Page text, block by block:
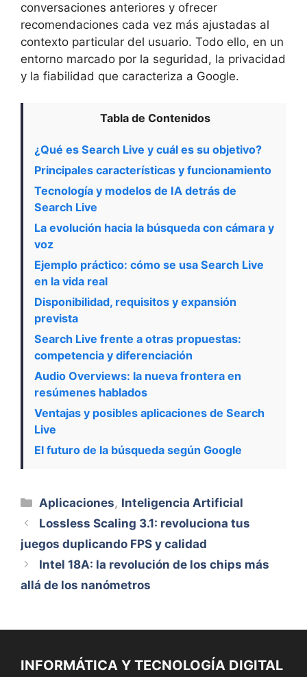
conversaciones anteriores y ofrecer
recomendaciones cada vez más ajustadas al
contexto particular del usuario. Todo ello, en un
entorno marcado por la seguridad, la privacidad
y la fiabilidad que caracteriza a Google.
Tabla de Contenidos
¿Qué es Search Live y cuál es su objetivo?
Principales características y funcionamiento
Tecnología y modelos de IA detrás de
Search Live
La evolución hacia la búsqueda con cámara y
voz
Ejemplo práctico: cómo se usa Search Live
en la vida real
Disponibilidad, requisitos y expansión
prevista
Search Live frente a otras propuestas:
competencia y diferenciación
Audio Overviews: la nueva frontera en
resúmenes hablados
Ventajas y posibles aplicaciones de Search
Live
El futuro de la búsqueda según Google
Categorías
Aplicaciones, Inteligencia Artificial
Lossless Scaling 3.1: revoluciona tus
juegos duplicando FPS y calidad
Intel 18A: la revolución de los chips más
allá de los nanómetros
INFORMÁTICA Y TECNOLOGÍA DIGITAL